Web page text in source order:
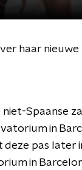
haar nieuwe
niet-Spaanse
in
pas later
in